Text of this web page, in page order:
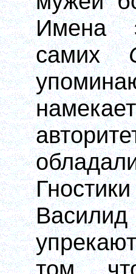
Имена
самих